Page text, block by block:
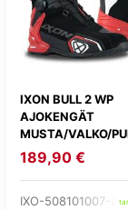
IXON BULL 2 WP
AJOKENGÄT
MUSTA/VALKO/
189,90 €
IXO-508101007-